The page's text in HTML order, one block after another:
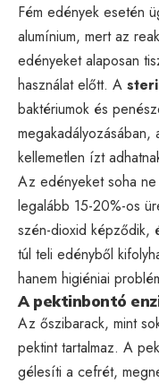
Fém edények esetén
alumínium, mert az
edényeket alaposan
használat előtt. A
baktériumok és
kellemetlen ízt
Az edényeket soha
legalább 15-20%-os
szén-dioxid képződik,
túl teli edényből
hanem higiéniai
A pektinbontó
Az őszibarack, mint
pektint tartalmaz. A
gélesíti a cefrét,